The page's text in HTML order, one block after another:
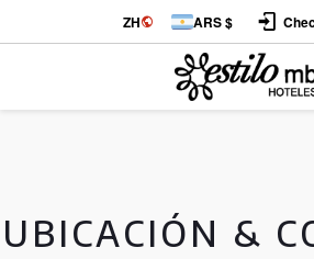
ZH ARS $
UBICACIÓN &